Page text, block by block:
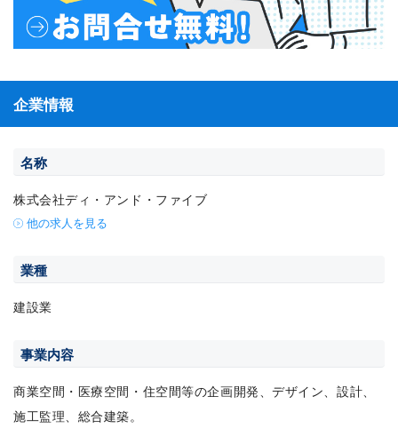
企業情報
名称
株式会社ディ・アンド・ファイブ
他の求人を見る
業種
建設業
事業内容
商業空間・医療空間・住空間等の企画開発、デザイン、設計、
施工監理、総合建築。